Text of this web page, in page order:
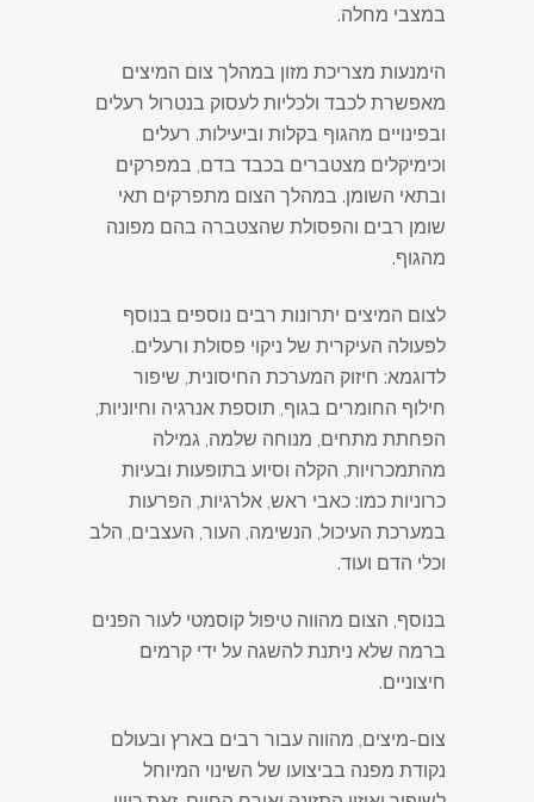
במצבי מחלה.
הימנעות מצריכת מזון במהלך צום המיצים
מאפשרת לכבד ולכליות לעסוק בנטרול רעלים
ובפינויים מהגוף בקלות וביעילות. רעלים
וכימיקלים מצטברים בכבד בדם, במפרקים
ובתאי השומן. במהלך הצום מתפרקים תאי
שומן רבים והפסולת שהצטברה בהם מפונה
מהגוף.
לצום המיצים יתרונות רבים נוספים בנוסף
לפעולה העיקרית של ניקוי פסולת ורעלים.
לדוגמא: חיזוק המערכת החיסונית, שיפור
חילוף החומרים בגוף, תוספת אנרגיה וחיוניות,
הפחתת מתחים, מנוחה שלמה, גמילה
מהתמכרויות, הקלה וסיוע בתופעות ובעיות
כרוניות כמו: כאבי ראש, אלרגיות, הפרעות
במערכת העיכול, הנשימה, העור, העצבים, הלב
וכלי הדם ועוד.
בנוסף, הצום מהווה טיפול קוסמטי לעור הפנים
ברמה שלא ניתנת להשגה על ידי קרמים
חיצוניים.
צום-מיצים, מהווה עבור רבים בארץ ובעולם
נקודת מפנה בביצועו של השינוי המיוחל